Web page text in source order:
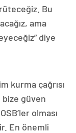
Bu
ama
diye
kurma çağrısı
bize güven
olması
En önemli